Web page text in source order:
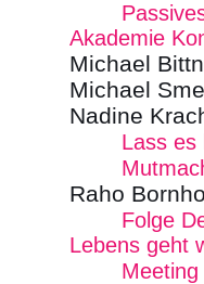
Akademie
Michael
Michael
Nadine
Lass es
Raho
Folge
Lebens geht